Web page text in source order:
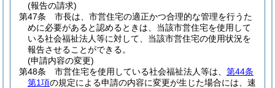
(報告の請求)
第47条
市長は、市営住宅の適正かつ合理的な管理を行うた
めに必要があると認めるときは、当該市営住宅を使用して
いる社会福祉法人等に対して、当該市営住宅の使用状況を
報告させることができる。
(申請内容の変更)
第48条
市営住宅を使用している社会福祉法人等は、 第44条
第1項の規定による申請の内容に変更が生じた場合には、速